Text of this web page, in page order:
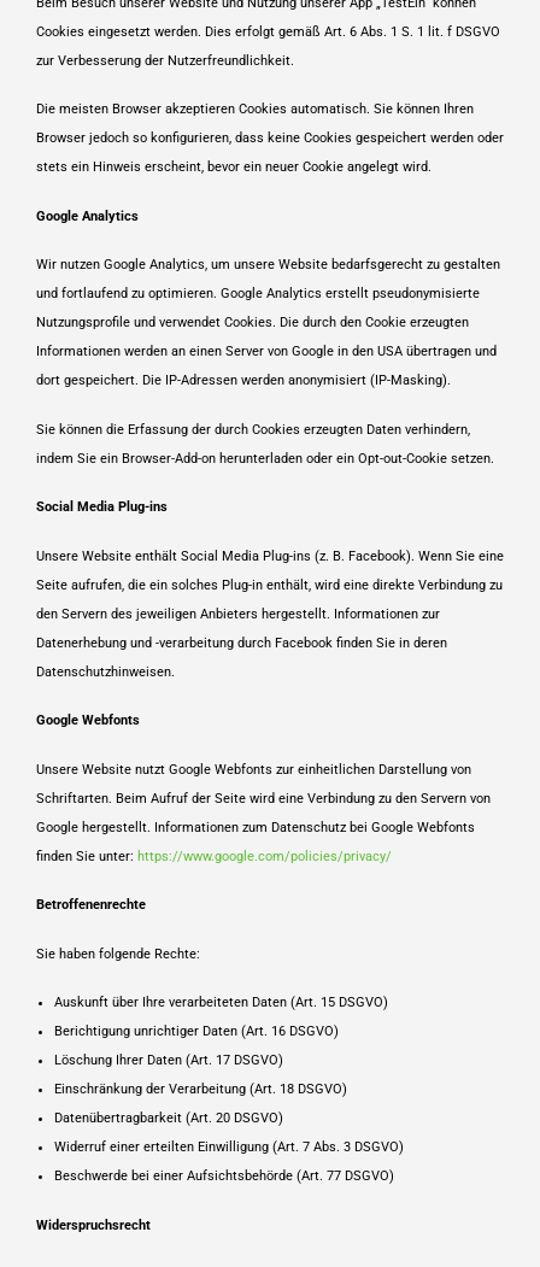
Cookies eingesetzt werden. Dies erfolgt gemäß Art. 6 Abs. 1 S. 1 lit. f DSGVO
zur Verbesserung der Nutzerfreundlichkeit.
Die meisten Browser akzeptieren Cookies automatisch. Sie können Ihren
Browser jedoch so konfigurieren, dass keine Cookies gespeichert werden oder
stets ein Hinweis erscheint, bevor ein neuer Cookie angelegt wird.
Google Analytics
Wir nutzen Google Analytics, um unsere Website bedarfsgerecht zu gestalten
und fortlaufend zu optimieren. Google Analytics erstellt pseudonymisierte
Nutzungsprofile und verwendet Cookies. Die durch den Cookie erzeugten
Informationen werden an einen Server von Google in den USA übertragen und
dort gespeichert. Die IP-Adressen werden anonymisiert (IP-Masking).
Sie können die Erfassung der durch Cookies erzeugten Daten verhindern,
indem Sie ein Browser-Add-on herunterladen oder ein Opt-out-Cookie setzen.
Social Media Plug-ins
Unsere Website enthält Social Media Plug-ins (z. B. Facebook). Wenn Sie eine
Seite aufrufen, die ein solches Plug-in enthält, wird eine direkte Verbindung zu
den Servern des jeweiligen Anbieters hergestellt. Informationen zur
Datenerhebung und -verarbeitung durch Facebook finden Sie in deren
Datenschutzhinweisen.
Google Webfonts
Unsere Website nutzt Google Webfonts zur einheitlichen Darstellung von
Schriftarten. Beim Aufruf der Seite wird eine Verbindung zu den Servern von
Google hergestellt. Informationen zum Datenschutz bei Google Webfonts
finden Sie unter: https://www.google.com/policies/privacy/
Betroffenenrechte
Sie haben folgende Rechte:
Auskunft über Ihre verarbeiteten Daten (Art. 15 DSGVO)
Berichtigung unrichtiger Daten (Art. 16 DSGVO)
Löschung Ihrer Daten (Art. 17 DSGVO)
Einschränkung der Verarbeitung (Art. 18 DSGVO)
Datenübertragbarkeit (Art. 20 DSGVO)
Widerruf einer erteilten Einwilligung (Art. 7 Abs. 3 DSGVO)
Beschwerde bei einer Aufsichtsbehörde (Art. 77 DSGVO)
Widerspruchsrecht